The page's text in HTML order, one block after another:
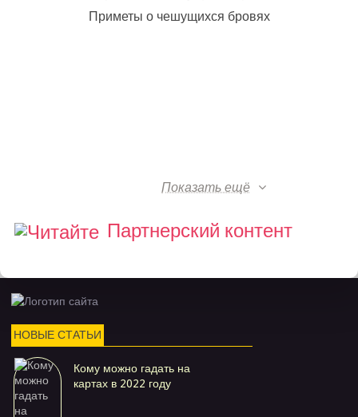
Приметы о чешущихся бровях
Показать ещё
Партнерский контент
НОВЫЕ СТАТЬИ
Кому можно гадать на
картах в 2022 году